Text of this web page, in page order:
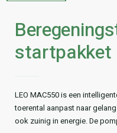
startpakket
LEO MAC550 is een
toerental aanpast naar
ook zuinig in energie. De